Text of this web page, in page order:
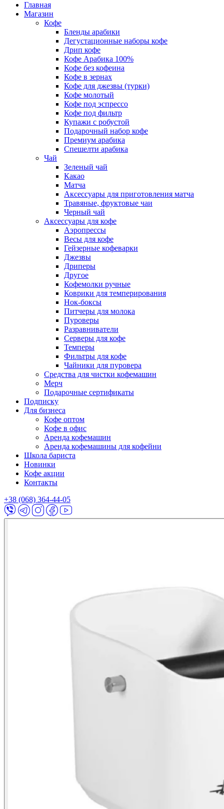
Главная
Магазин
Кофе
Бленды арабики
Дегустационные наборы кофе
Дрип кофе
Кофе Арабика 100%
Кофе без кофеина
Кофе в зернах
Кофе для джезвы (турки)
Кофе молотый
Кофе под эспрессо
Кофе под фильтр
Купажи с робустой
Подарочный набор кофе
Премиум арабика
Спешелти арабика
Чай
Зеленый чай
Какао
Матча
Аксессуары для приготовления матча
Травяные, фруктовые чаи
Черный чай
Аксессуары для кофе
Аэропрессы
Весы для кофе
Гейзерные кофеварки
Джезвы
Дриперы
Другое
Кофемолки ручные
Коврики для темперирования
Нок-боксы
Питчеры для молока
Пуроверы
Разравниватели
Серверы для кофе
Темперы
Фильтры для кофе
Чайники для пуровера
Средства для чистки кофемашин
Мерч
Подарочные сертификаты
Подписку
Для бизнеса
Кофе оптом
Кофе в офис
Аренда кофемашин
Аренда кофемашины для кофейни
Школа бариста
Новинки
Кофе акции
Контакты
+38 (068) 364-44-05